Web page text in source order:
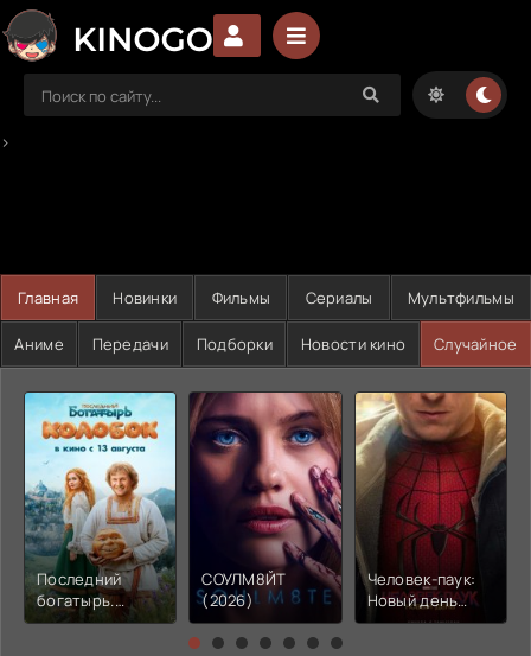
>
Главная Новинки Фильмы Сериалы Мультфильмы
Аниме Передачи Подборки Новости кино Случайное
Последний
богатырь.
Колобок (2026)
СОУЛМ8ЙТ
(2026)
Человек-паук:
Новый день
(2026)